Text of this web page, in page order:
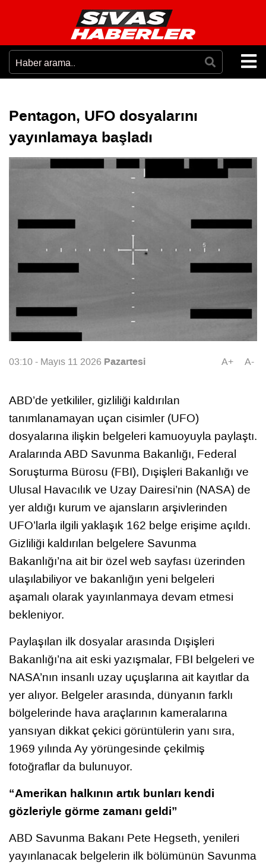
Pentagon, UFO dosyalarını
yayınlamaya başladı
03:10 - Mayıs 11 2026 Pazartesi A+ A-
ABD’de yetkililer, gizliliği kaldırılan
tanımlanamayan uçan cisimler (UFO)
dosyalarına ilişkin belgeleri kamuoyuyla paylaştı.
Aralarında ABD Savunma Bakanlığı, Federal
Soruşturma Bürosu (FBI), Dışişleri Bakanlığı ve
Ulusal Havacılık ve Uzay Dairesi’nin (NASA) de
yer aldığı kurum ve ajansların arşivlerinden
UFO’larla ilgili yaklaşık 162 belge erişime açıldı.
Gizliliği kaldırılan belgelere Savunma
Bakanlığı’na ait bir özel web sayfası üzerinden
ulaşılabiliyor ve bakanlığın yeni belgeleri
aşamalı olarak yayınlanmaya devam etmesi
bekleniyor.
Paylaşılan ilk dosyalar arasında Dışişleri
Bakanlığı’na ait eski yazışmalar, FBI belgeleri ve
NASA’nın insanlı uzay uçuşlarına ait kayıtlar da
yer alıyor. Belgeler arasında, dünyanın farklı
bölgelerinde hava araçlarının kameralarına
yansıyan dikkat çekici görüntülerin yanı sıra,
1969 yılında Ay yörüngesinde çekilmiş
fotoğraflar da bulunuyor.
“Amerikan halkının artık bunları kendi
gözleriyle görme zamanı geldi”
ABD Savunma Bakanı Pete Hegseth, yenileri
yayınlanacak belgelerin ilk bölümünün Savunma